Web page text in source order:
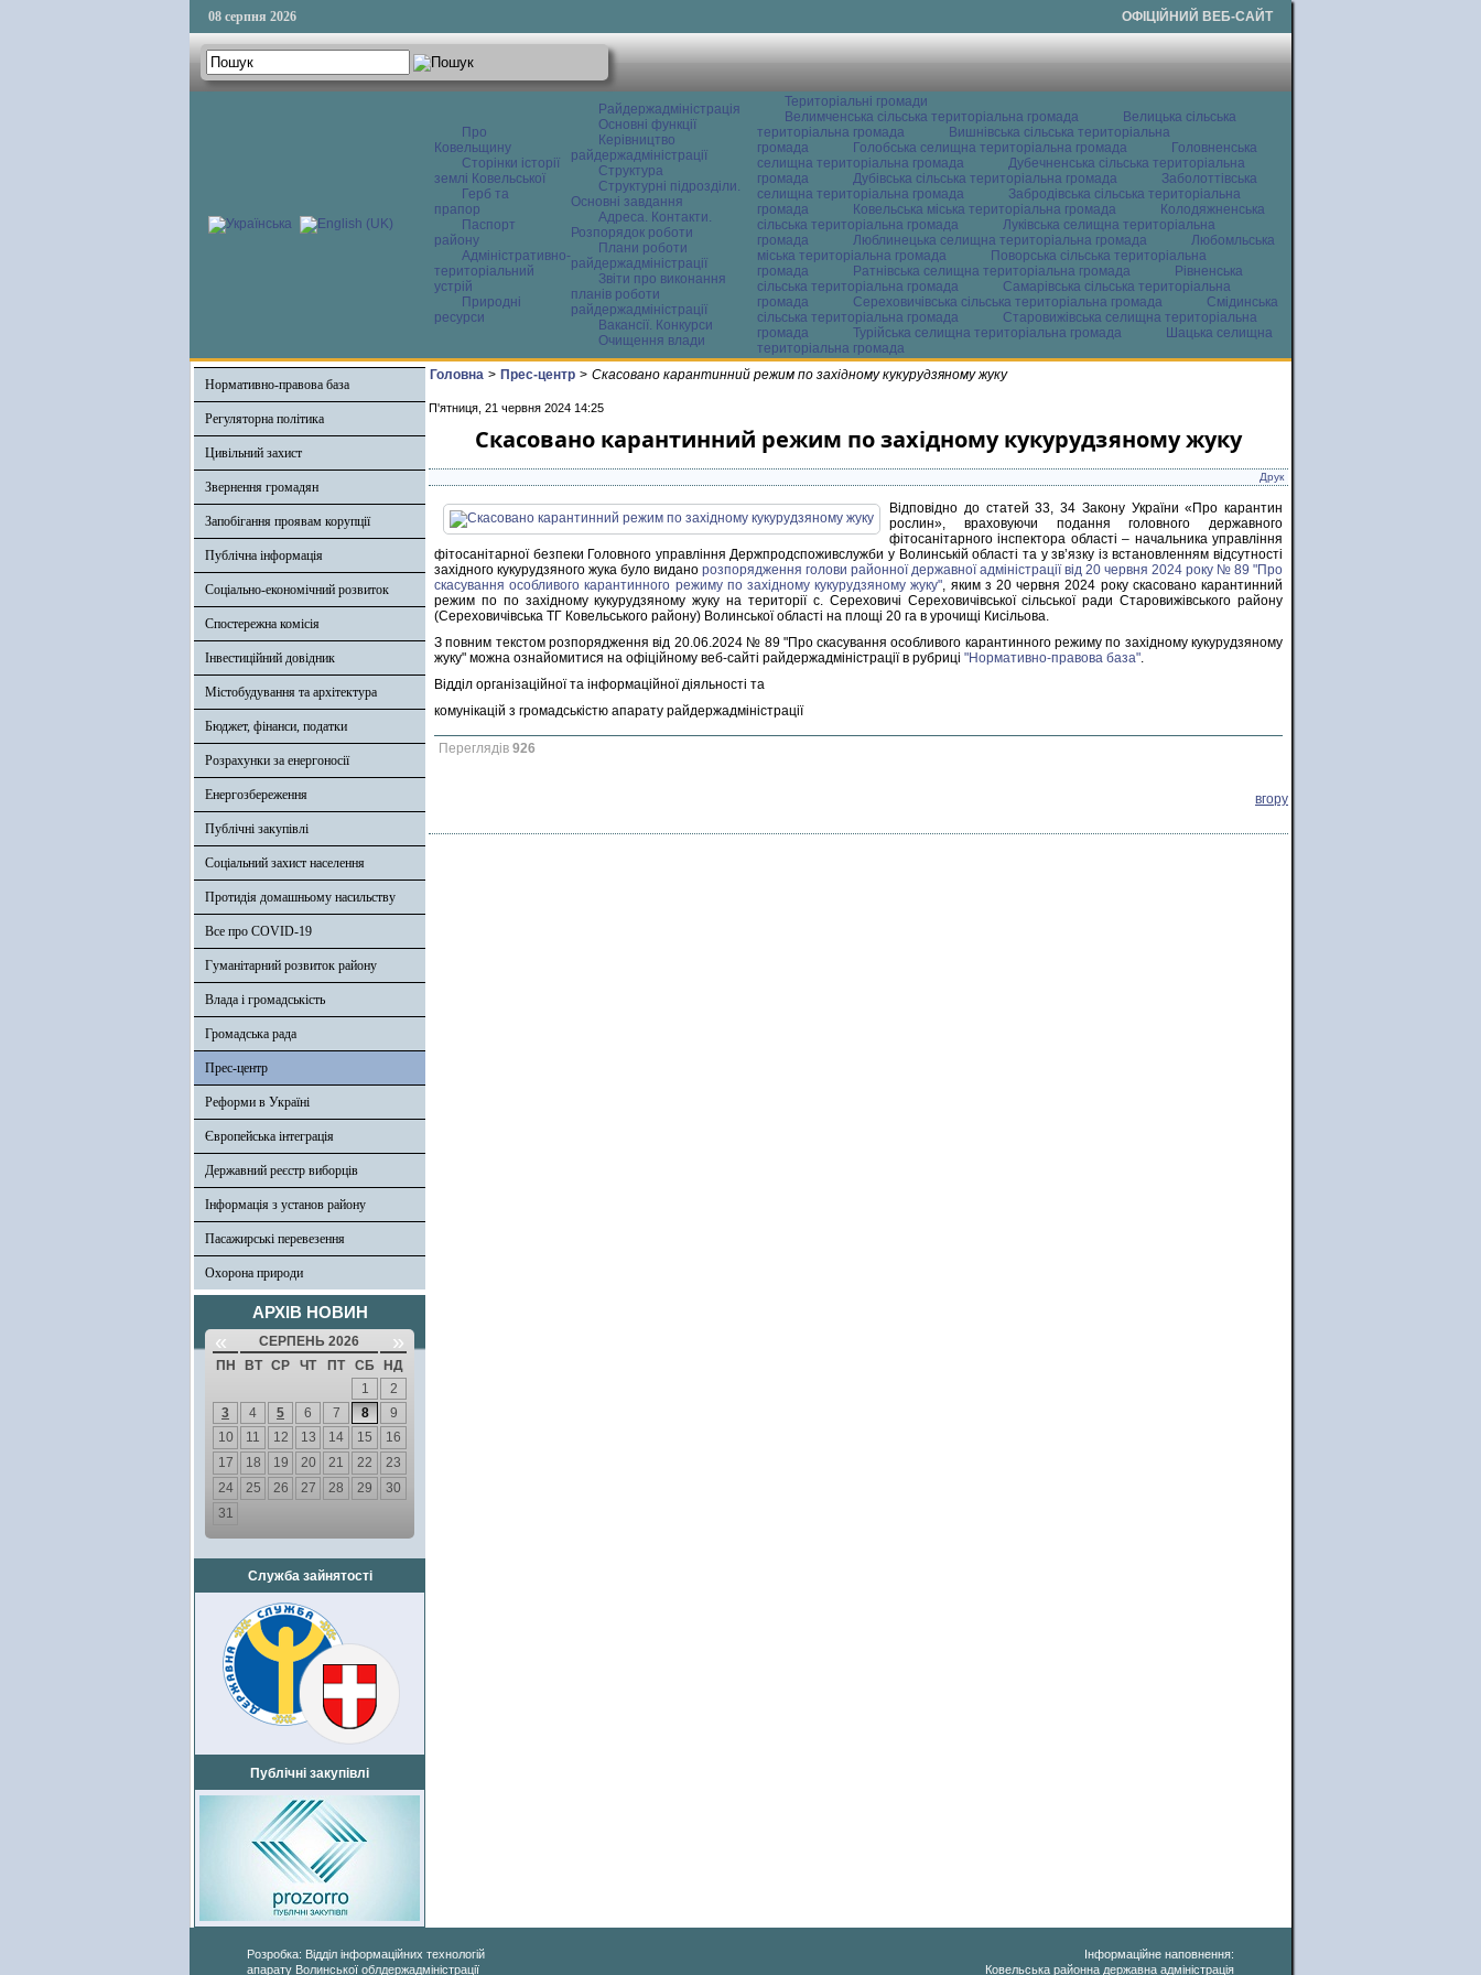
08 серпня 2026 ОФІЦІЙНИЙ ВЕБ-САЙТ
Про
Ковельщину
Сторінки історії
землі Ковельської
Герб та
прапор
Паспорт
району
Адміністративно-
територіальний
устрій
Природні
ресурси
Райдержадміністрація
Основні функції
Керівництво
райдержадміністрації
Структура
Структурні підрозділи.
Основні завдання
Адреса. Контакти.
Розпорядок роботи
Плани роботи
райдержадміністрації
Звіти про виконання
планів роботи
райдержадміністрації
Вакансії. Конкурси
Очищення влади
Територіальні громади
Велимченська сільська територіальна громада
Велицька сільська
територіальна громада
Вишнівська сільська територіальна
громада
Голобська селищна територіальна громада
Головненська
селищна територіальна громада
Дубечненська сільська територіальна
громада
Дубівська сільська територіальна громада
Заболоттівська
селищна територіальна громада
Забродівська сільська територіальна
громада
Ковельська міська територіальна громада
Колодяжненська
сільська територіальна громада
Луківська селищна територіальна
громада
Люблинецька селищна територіальна громада
Любомльська
міська територіальна громада
Поворська сільська територіальна
громада
Ратнівська селищна територіальна громада
Рівненська
сільська територіальна громада
Самарівська сільська територіальна
громада
Сереховичівська сільська територіальна громада
Смідинська
сільська територіальна громада
Старовижівська селищна територіальна
громада
Турійська селищна територіальна громада
Шацька селищна
територіальна громада
Нормативно-правова база
Регуляторна політика
Цивільний захист
Звернення громадян
Запобігання проявам корупції
Публічна інформація
Соціально-економічний розвиток
Спостережна комісія
Інвестиційний довідник
Містобудування та архітектура
Бюджет, фінанси, податки
Розрахунки за енергоносії
Енергозбереження
Публічні закупівлі
Соціальний захист населення
Протидія домашньому насильству
Все про COVID-19
Гуманітарний розвиток району
Влада і громадськість
Громадська рада
Прес-центр
Реформи в Україні
Європейська інтеграція
Державний реєстр виборців
Інформація з установ району
Пасажирські перевезення
Охорона природи
АРХІВ НОВИН
« СЕРПЕНЬ 2026 »
ПН ВТ СР ЧТ ПТ СБ
НД
1
2
3
4 5 6 7 8
9
10
11 12 13 14 15
16
17
18 19 20 21 22
23
24
25 26 27 28 29
30
31
Служба зайнятості
Публічні закупівлі
Головна > Прес-центр > Скасовано карантинний режим по західному кукурудзяному жуку
П'ятниця, 21 червня 2024 14:25
Скасовано карантинний режим по західному кукурудзяному жуку
Друк
Відповідно до статей 33, 34 Закону України «Про карантин
рослин», враховуючи подання головного державного
фітосанітарного інспектора області – начальника управління
фітосанітарної безпеки Головного управління Держпродспоживслужби у Волинській області та у зв’язку із встановленням відсутності
західного кукурудзяного жука було видано розпорядження голови районної державної адміністрації від 20 червня 2024 року № 89 "Про
скасування особливого карантинного режиму по західному кукурудзяному жуку", яким з 20 червня 2024 року скасовано карантинний
режим по по західному кукурудзяному жуку на території с. Сереховичі Сереховичівської сільської ради Старовижівського району
(Сереховичівська ТГ Ковельського району) Волинської області на площі 20 га в урочищі Кисільова.
З повним текстом розпорядження від 20.06.2024 № 89 "Про скасування особливого карантинного режиму по західному кукурудзяному
жуку" можна ознайомитися на офіційному веб-сайті райдержадміністрації в рубриці "Нормативно-правова база".
Відділ організаційної та інформаційної діяльності та
комунікацій з громадськістю апарату райдержадміністрації
Переглядів 926
вгору
Розробка: Відділ інформаційних технологій
апарату Волинської облдержадміністрації
Інформаційне наповнення:
Ковельська районна державна адміністрація